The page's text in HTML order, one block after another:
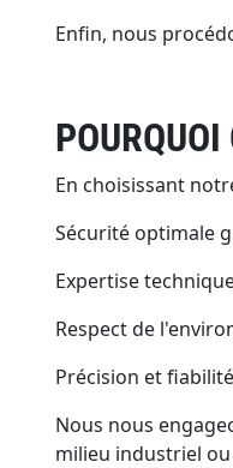
Enfin, nous
En choisissant
Sécurité optimale
Expertise
Respect de
Précision et
Nous nous
milieu industriel